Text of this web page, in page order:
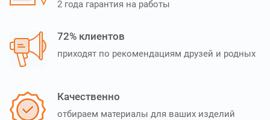
2 года гарантия на работы
72% клиентов
приходят по рекомендациям друзей и родных
Качественно
отбираем материалы для ваших изделий